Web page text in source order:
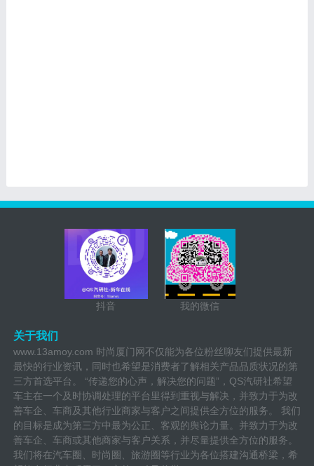
抖音 我的微信
关于我们
www.13amoy.com 时尚厦门网不仅能为各位粉丝聊友们提供最新
最快的行业资讯，同时也希望是消费者了解相关产品品质状况的第
三方首选平台。 “传递您的心声，解决您的问题”，QS汽研社希望
车主在一个及时协调处理的平台里得到重视与解决，并致力于为改
善车企、车商及其他行业商家与客户之间提供全方位的服务。 我们
的目标是成为第三方中最为公正、客观的舆论力量。并致力于为改
善车企、车商或其他商家与客户关系，并尽量提供全方位的服务。
我们将在汽车圈、时尚圈、旅游圈等行业为各位搭建沟通桥梁，希